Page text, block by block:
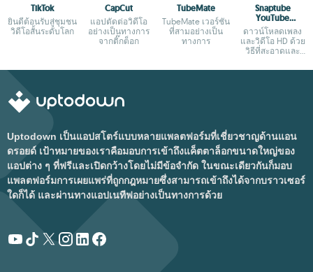
TikTok
ยินดีต้อนรับสู่ชุมชน
วิดีโอสั้นระดับโลก
CapCut
แอปตัดต่อวิดีโอ
อย่างเป็นทางการ
จากติ๊กต็อก
TubeMate
TubeMate เวอร์ชัน
ที่สามอย่างเป็น
ทางการ
Snaptube
YouTube
downloader &
MP3 converter
ดาวน์โหลดเพลง
และวิดีโอ HD ด้วย
วิธีที่สะอาดและ
Uptodown เป็นแอปสโตร์แบบหลายแพลตฟอร์มที่เชี่ยวชาญด้านแอน
ดรอยด์ เป้าหมายของเราคือมอบการเข้าถึงแค็ตตาล็อกขนาดใหญ่ของ
แอปต่าง ๆ ที่ฟรีและเปิดกว้างโดยไม่มีข้อจำกัด ในขณะเดียวกันก็มอบ
แพลตฟอร์มการเผยแพร่ที่ถูกกฎหมายซึ่งสามารถเข้าถึงได้จากบราวเซอร์
ใดก็ได้ และผ่านทางแอปเนทีฟอย่างเป็นทางการด้วย